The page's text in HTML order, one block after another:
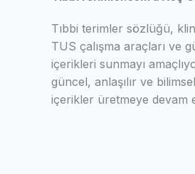
Tıbbi terimler sözlüğü,
TUS çalışma araçları ve
içerikleri sunmayı
güncel, anlaşılır ve
içerikler üretmeye devam